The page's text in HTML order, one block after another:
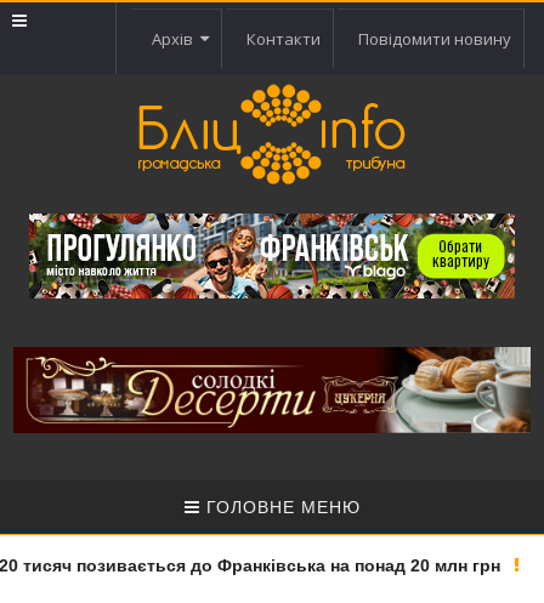
Архів Контакти Повідомити новину
ГОЛОВНЕ МЕНЮ
позивається до Франківська на понад 20 млн грн